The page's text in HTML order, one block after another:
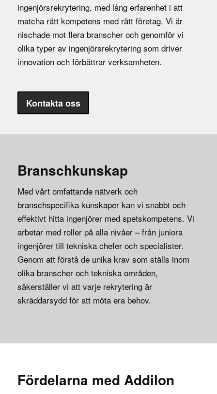
ingenjörsrekrytering, med lång erfarenhet i att
matcha rätt kompetens med rätt företag. Vi är
nischade mot flera branscher och genomför vi
olika typer av ingenjörsrekrytering som driver
innovation och förbättrar verksamheten.
Kontakta oss
Branschkunskap
Med vårt omfattande nätverk och
branschspecifika kunskaper kan vi snabbt och
effektivt hitta ingenjörer med spetskompetens. Vi
arbetar med roller på alla nivåer – från juniora
ingenjörer till tekniska chefer och specialister.
Genom att förstå de unika krav som ställs inom
olika branscher och tekniska områden,
säkerställer vi att varje rekrytering är
skräddarsydd för att möta era behov.
Fördelarna med Addilon